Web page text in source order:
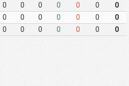
0 0 0 0 0 0 0
0 0 0 0 0 0 0
0 0 0 0 0 0 0